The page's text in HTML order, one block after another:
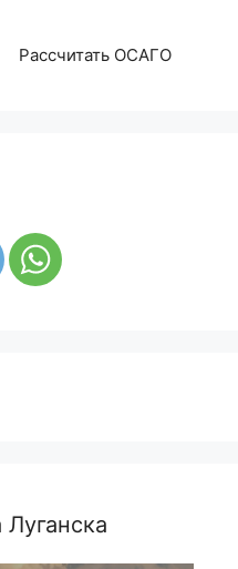
Рассчитать ОСАГО